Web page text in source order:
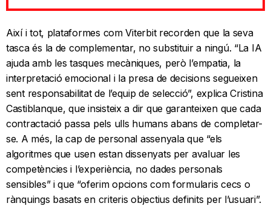
Així i tot, plataformes com Viterbit recorden que la seva
tasca és la de complementar, no substituir a ningú. “La IA
ajuda amb les tasques mecàniques, però l’empatia, la
interpretació emocional i la presa de decisions segueixen
sent responsabilitat de l’equip de selecció”, explica Cristina
Castiblanque, que insisteix a dir que garanteixen que cada
contractació passa pels ulls humans abans de completar-
se. A més, la cap de personal assenyala que “els
algoritmes que usen estan dissenyats per avaluar les
competències i l’experiència, no dades personals
sensibles” i que “oferim opcions com formularis cecs o
rànquings basats en criteris objectius definits per l’usuari”.